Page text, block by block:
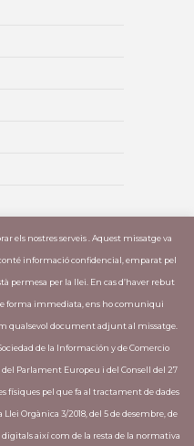
por a anar al
ja incorporen
els nostres serveis . Aquest missatge va
informació confidencial, emparat pel
permesa per la llei. En cas d’haver rebut
forma immediata, ens ho comuniqui
qualsevol document adjunt al missatge.
de la Información y de Comercio
del Parlament Europeu i del Consell del 27
físiques pel que fa al tractament de dades
Orgànica 3/2018, del 5 de desembre, de
digitals així com de la resta de la normativa